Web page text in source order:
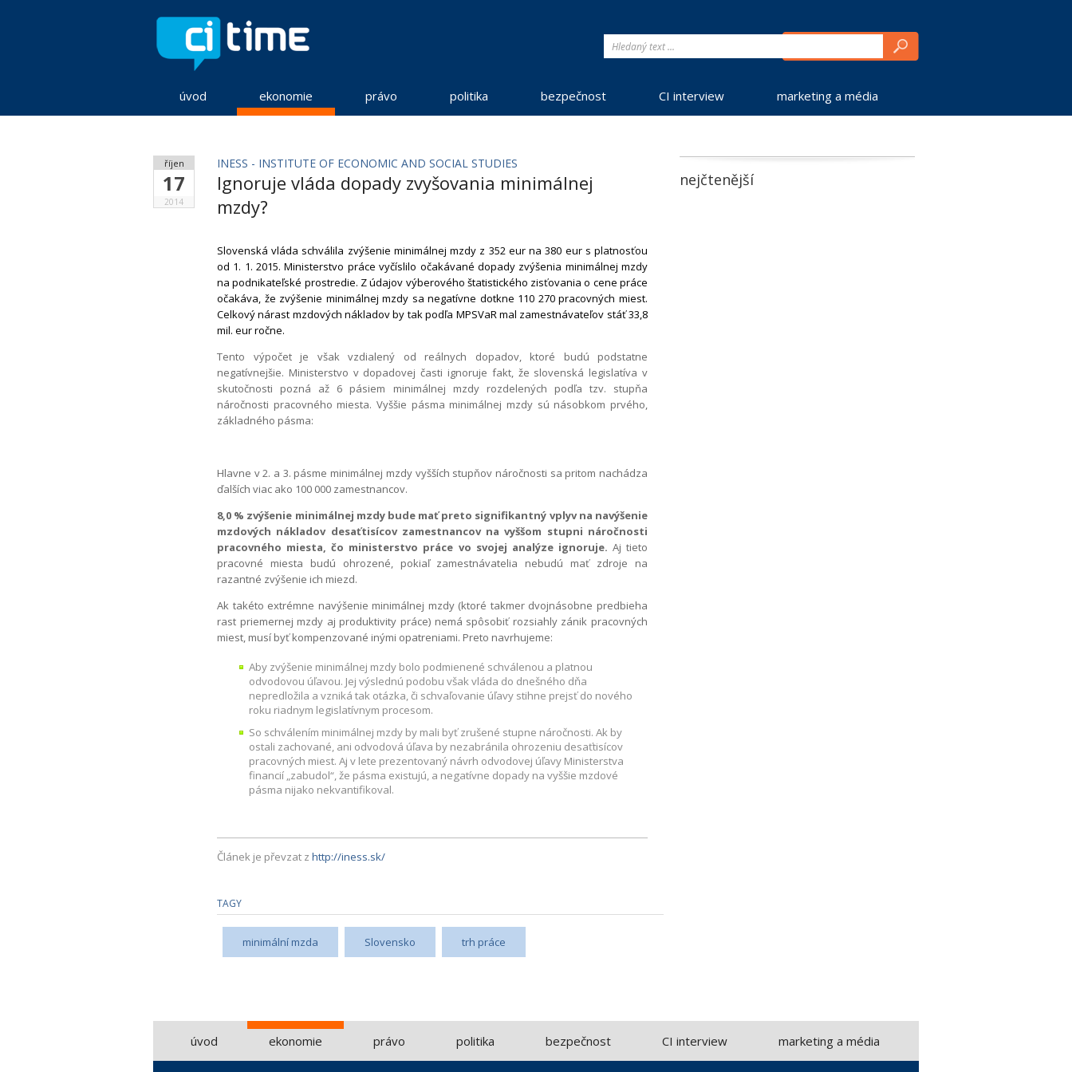
úvod ekonomie právo politika bezpečnost CI interview marketing a média
říjen
17
2014
INESS - INSTITUTE OF ECONOMIC AND SOCIAL STUDIES
Ignoruje vláda dopady zvyšovania minimálnej
mzdy?
Slovenská vláda schválila zvýšenie minimálnej mzdy z 352 eur na 380 eur s platnosťou
od 1. 1. 2015. Ministerstvo práce vyčíslilo očakávané dopady zvýšenia minimálnej mzdy
na podnikateľské prostredie. Z údajov výberového štatistického zisťovania o cene práce
očakáva, že zvýšenie minimálnej mzdy sa negatívne dotkne 110 270 pracovných miest.
Celkový nárast mzdových nákladov by tak podľa MPSVaR mal zamestnávateľov stáť 33,8
mil. eur ročne.
Tento výpočet je však vzdialený od reálnych dopadov, ktoré budú podstatne
negatívnejšie. Ministerstvo v dopadovej časti ignoruje fakt, že slovenská legislatíva v
skutočnosti pozná až 6 pásiem minimálnej mzdy rozdelených podľa tzv. stupňa
náročnosti pracovného miesta. Vyššie pásma minimálnej mzdy sú násobkom prvého,
základného pásma:
Hlavne v 2. a 3. pásme minimálnej mzdy vyšších stupňov náročnosti sa pritom nachádza
ďalších viac ako 100 000 zamestnancov.
8,0 % zvýšenie minimálnej mzdy bude mať preto signifikantný vplyv na navýšenie
mzdových nákladov desaťtisícov zamestnancov na vyššom stupni náročnosti
pracovného miesta, čo ministerstvo práce vo svojej analýze ignoruje. Aj tieto
pracovné miesta budú ohrozené, pokiaľ zamestnávatelia nebudú mať zdroje na
razantné zvýšenie ich miezd.
Ak takéto extrémne navýšenie minimálnej mzdy (ktoré takmer dvojnásobne predbieha
rast priemernej mzdy aj produktivity práce) nemá spôsobiť rozsiahly zánik pracovných
miest, musí byť kompenzované inými opatreniami. Preto navrhujeme:
Aby zvýšenie minimálnej mzdy bolo podmienené schválenou a platnou
odvodovou úľavou. Jej výslednú podobu však vláda do dnešného dňa
nepredložila a vzniká tak otázka, či schvaľovanie úľavy stihne prejsť do nového
roku riadnym legislatívnym procesom.
So schválením minimálnej mzdy by mali byť zrušené stupne náročnosti. Ak by
ostali zachované, ani odvodová úľava by nezabránila ohrozeniu desaťtisícov
pracovných miest. Aj v lete prezentovaný návrh odvodovej úľavy Ministerstva
financií „zabudol“, že pásma existujú, a negatívne dopady na vyššie mzdové
pásma nijako nekvantifikoval.
Článek je převzat z http://iness.sk/
TAGY
minimální mzda Slovensko trh práce
nejčtenější
úvod ekonomie právo politika bezpečnost CI interview marketing a média